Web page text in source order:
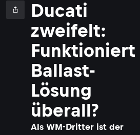
Ducati
zweifelt:
Funktioniert
Ballast-
Lösung
überall?
Als WM-Dritter ist der